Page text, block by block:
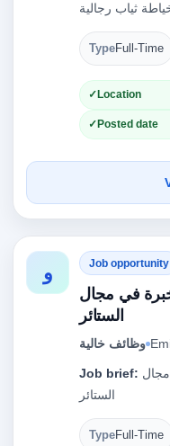
TypeFull-Time
Location
Posted date
و Job opportunity
في مجال
الستائر
وظائف خالية
Job brief:
الستائر
TypeFull-Time